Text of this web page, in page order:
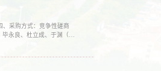
、采购方式：竞争性磋商
永良、杜立成、于渊（采